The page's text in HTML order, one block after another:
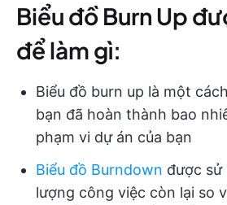
Biểu đồ Burn Up
để làm gì:
Biểu đồ burn up là một
bạn đã hoàn thành bao
phạm vi dự án của bạn
Biểu đồ Burndown được sử
lượng công việc còn lại so